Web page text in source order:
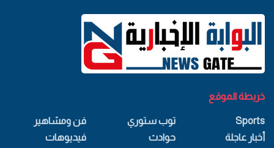
خريطة الموقع
Sports
أخبار عاجلة
توب ستوري
حوادث
فن ومشاهير
فيديوهات